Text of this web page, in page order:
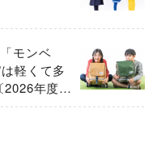
モンベ
軽くて多
年度モ